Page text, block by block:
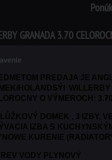
GRANADA 3.70
PREDAJA JE
HOLANDSÝI
O VÝMEROCH:
DOMEK , 3 IZBY,
IZBA S
KURENIE
VODY PLYNOVÝ